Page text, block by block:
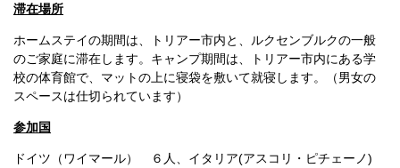
滞在場所
ホームステイの期間は、トリアー市内と、ルクセンブルクの一般
のご家庭に滞在します。キャンプ期間は、トリアー市内にある学
校の体育館で、マットの上に寝袋を敷いて就寝します。（男女の
スペースは仕切られています）
参加国
ドイツ（ワイマール） ６人、イタリア(アスコリ・ピチェーノ)